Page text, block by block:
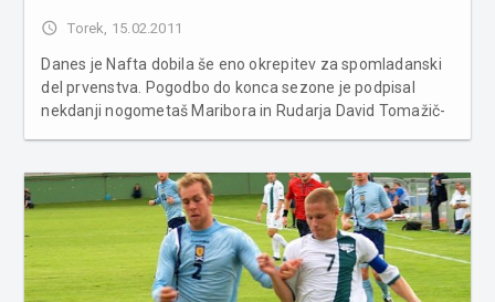
access_time Torek, 15.02.2011
Danes je Nafta dobila še eno okrepitev za spomladanski
del prvenstva. Pogodbo do konca sezone je podpisal
nekdanji nogometaš Maribora in Rudarja David Tomažič-
prihodov. 25-letni David T...